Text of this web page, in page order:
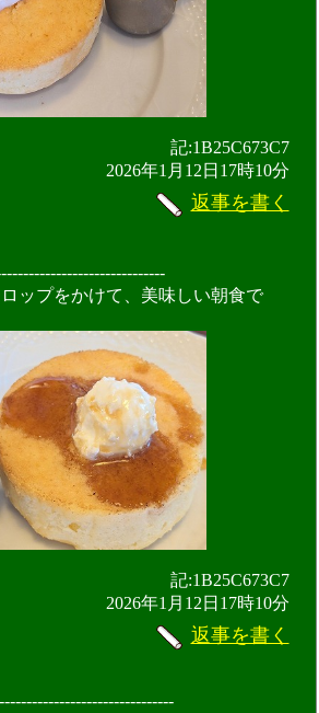
記:1B25C673C7
2026年1月12日17時10分
返事を書く
ップをかけて、美味しい朝食で
記:1B25C673C7
2026年1月12日17時10分
返事を書く